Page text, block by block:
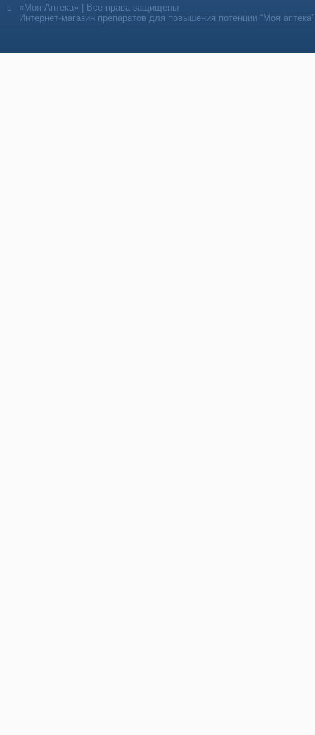
«Моя Аптека» | Все права защищены
Интернет-магазин препаратов для повышения потенции “Моя